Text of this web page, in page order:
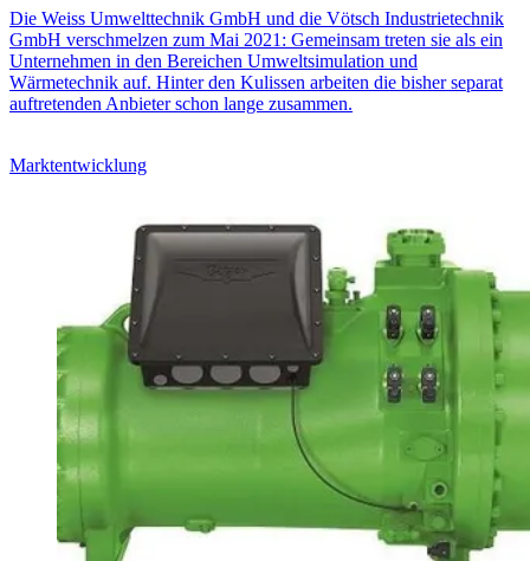
Die Weiss Umwelttechnik GmbH und die Vötsch Industrietechnik
GmbH verschmelzen zum Mai 2021: Gemeinsam treten sie als ein
Unternehmen in den Bereichen Umweltsimulation und
Wärmetechnik auf. Hinter den Kulissen arbeiten die bisher separat
auftretenden Anbieter schon lange zusammen.
Marktentwicklung